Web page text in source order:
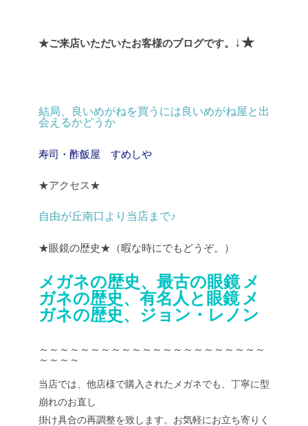
★ご来店いただいたお客様のブログです。 ↓★
結局、良いめがねを買うには良いめがね屋と出
会えるかどうか
寿司・酢飯屋 すめしや
★アクセス★
自由が丘南口より当店まで♪
★眼鏡の歴史★（暇な時にでもどうぞ。）
メガネの歴史、最古の眼鏡 メ
ガネの歴史、有名人と眼鏡 メ
ガネの歴史、ジョン・レノン
～～～～～～～～～～～～～～～～～～～～～～
～～～～
当店では、他店様で購入されたメガネでも、丁寧に型
崩れのお直し
掛け具合の再調整を致します。お気軽にお立ち寄りく